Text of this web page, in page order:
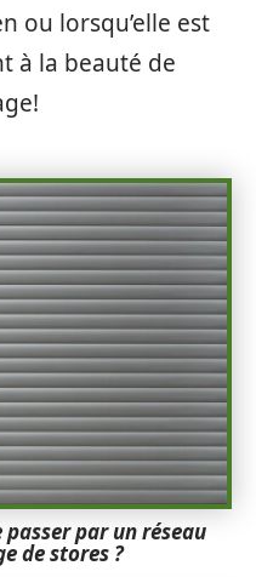
ou lorsqu’elle est
à la beauté de
par un réseau
de stores ?